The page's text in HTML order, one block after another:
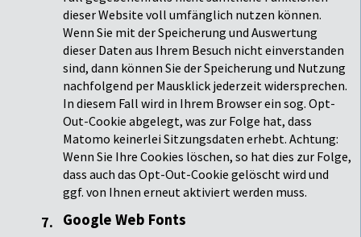
dieser Website voll umfänglich nutzen können.
Wenn Sie mit der Speicherung und Auswertung
dieser Daten aus Ihrem Besuch nicht einverstanden
sind, dann können Sie der Speicherung und Nutzung
nachfolgend per Mausklick jederzeit widersprechen.
In diesem Fall wird in Ihrem Browser ein sog. Opt-
Out-Cookie abgelegt, was zur Folge hat, dass
Matomo keinerlei Sitzungsdaten erhebt. Achtung:
Wenn Sie Ihre Cookies löschen, so hat dies zur Folge,
dass auch das Opt-Out-Cookie gelöscht wird und
ggf. von Ihnen erneut aktiviert werden muss.
Google Web Fonts